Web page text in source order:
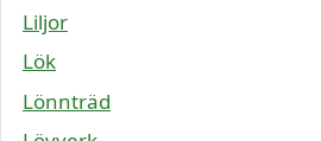
Liljor
Lök
Lönnträd